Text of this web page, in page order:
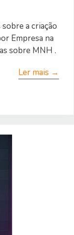
a criação
Empresa na
sobre MNH .
Ler mais →